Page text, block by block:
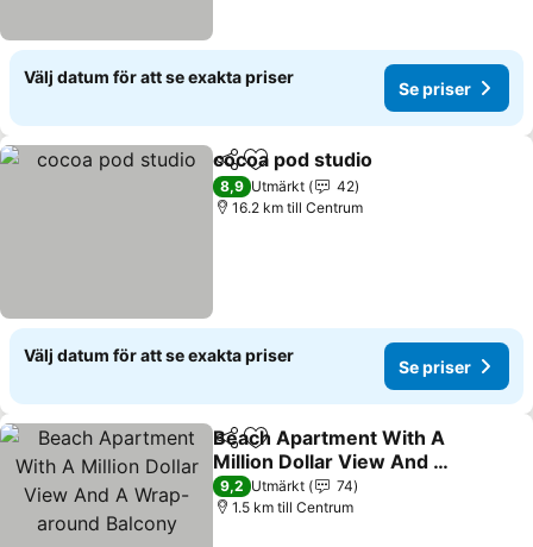
Välj datum för att se exakta priser
Se priser
Dela Lägg till i Mina Favoriter
cocoa pod studio
8,9 Utmärkt
42
16.2 km till Centrum
Välj datum för att se exakta priser
Se priser
Dela Lägg till i Mina Favoriter
Beach Apartment With A
Million Dollar View And A
Wrap-around Balcony
9,2 Utmärkt
74
1.5 km till Centrum